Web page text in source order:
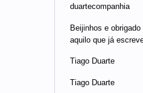
duartecompanhia
Beijinhos e
aquilo que já
Tiago Duarte
Tiago Duarte